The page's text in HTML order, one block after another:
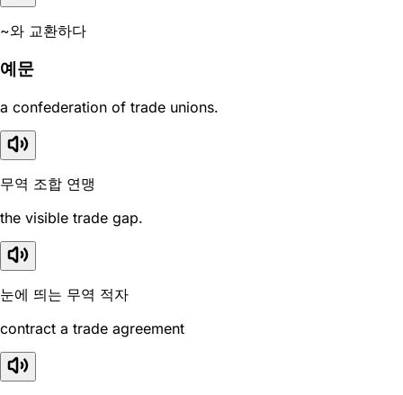
~와 교환하다
예문
a confederation of trade unions.
무역 조합 연맹
the visible trade gap.
눈에 띄는 무역 적자
contract a trade agreement